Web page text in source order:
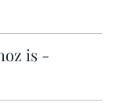
is -